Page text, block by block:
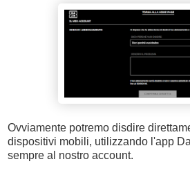
Ovviamente potremo disdire
dispositivi mobili, utilizzando l'app
sempre al nostro account.